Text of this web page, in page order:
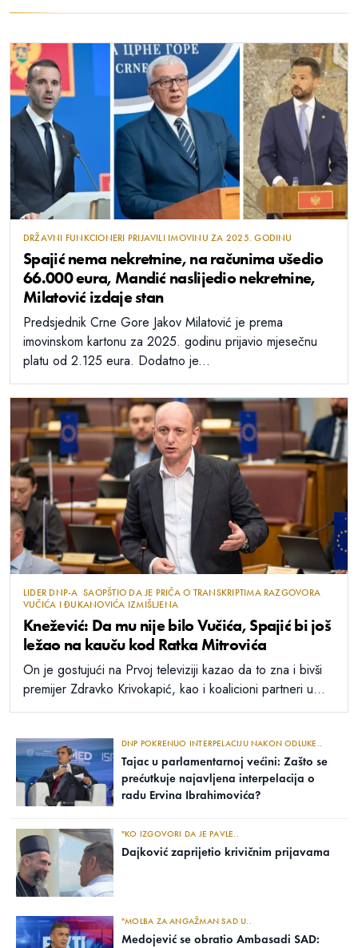
DRŽAVNI FUNKCIONERI PRIJAVILI IMOVINU ZA 2025. GODINU
Spajić nema nekretnine, na računima ušedio
66.000 eura, Mandić naslijedio nekretnine,
Milatović izdaje stan
Predsjednik Crne Gore Jakov Milatović je prema
imovinskom kartonu za 2025. godinu prijavio mjesečnu
platu od 2.125 eura. Dodatno je...
LIDER DNP-A SAOPŠTIO DA JE PRIČA O TRANSKRIPTIMA RAZGOVORA
VUČIĆA I ĐUKANOVIĆA IZMIŠLJENA
Knežević: Da mu nije bilo Vučića, Spajić bi još
ležao na kauču kod Ratka Mitrovića
On je gostujući na Prvoj televiziji kazao da to zna i bivši
premijer Zdravko Krivokapić, kao i koalicioni partneri u...
DNP POKRENUO INTERPELACIJU NAKON ODLUKE..
Tajac u parlamentarnoj većini: Zašto se
prećutkuje najavljena interpelacija o
radu Ervina Ibrahimovića?
"KO IZGOVORI DA JE PAVLE..
Dajković zaprijetio krivičnim prijavama
"MOLBA ZA ANGAŽMAN SAD U..
Medojević se obratio Ambasadi SAD: